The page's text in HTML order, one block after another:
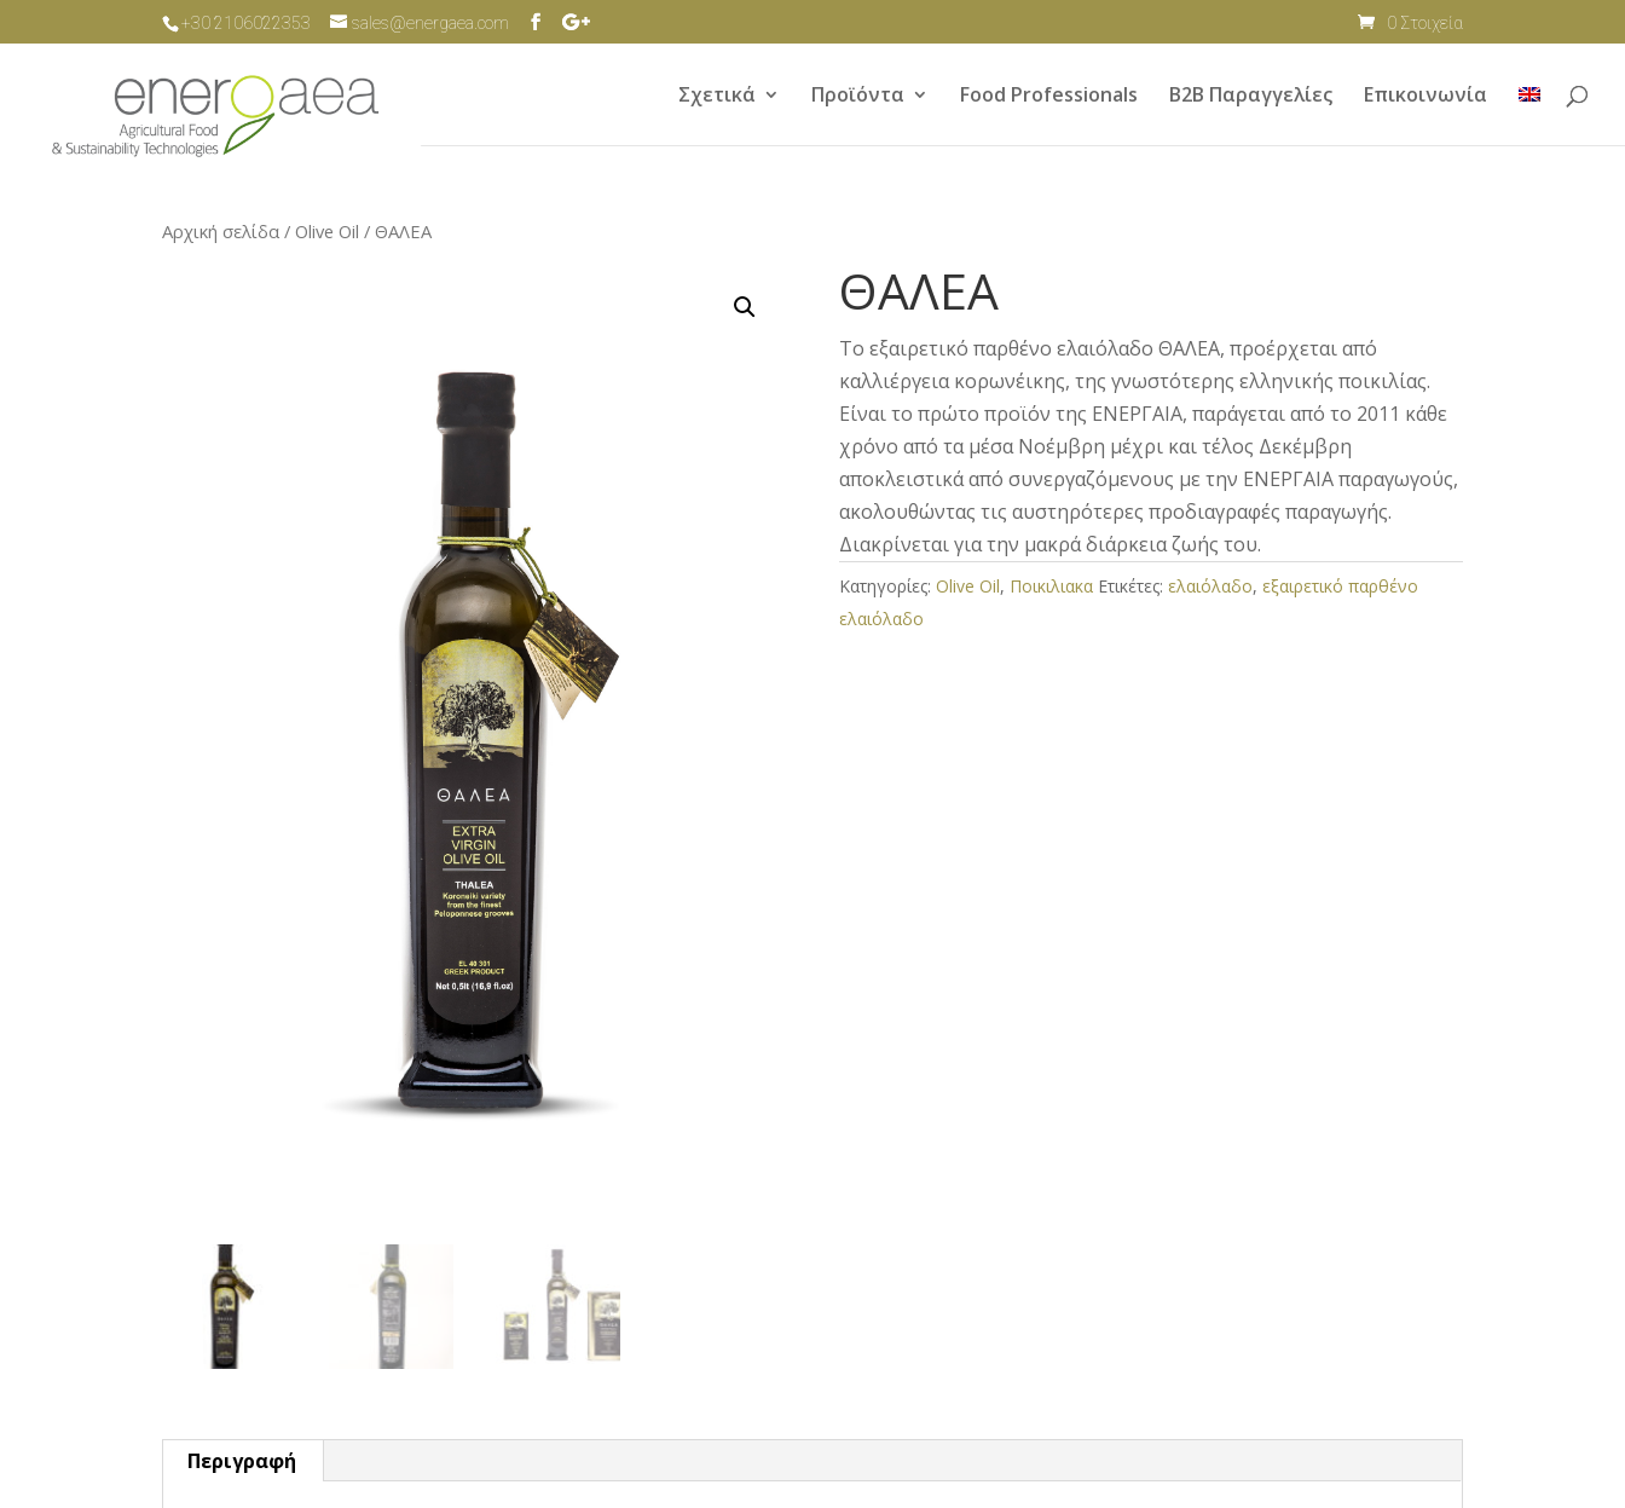
+30 2106022353 sales@energaea.com 0 Στοιχεία
Σχετικά Προϊόντα Food Professionals B2B Παραγγελίες Επικοινωνία
Αρχική σελίδα /Olive Oil / ΘΑΛΕΑ
ΘΑΛΕΑ
Το εξαιρετικό παρθένο ελαιόλαδο ΘΑΛΕΑ, προέρχεται από
καλλιέργεια κορωνέικης, της γνωστότερης ελληνικής ποικιλίας.
Είναι το πρώτο προϊόν της ΕΝΕΡΓΑΙΑ, παράγεται από το 2011 κάθε
χρόνο από τα μέσα Νοέμβρη μέχρι και τέλος Δεκέμβρη
αποκλειστικά από συνεργαζόμενους με την ΕΝΕΡΓΑΙΑ παραγωγούς,
ακολουθώντας τις αυστηρότερες προδιαγραφές παραγωγής.
Διακρίνεται για την μακρά διάρκεια ζωής του.
Κατηγορίες: Olive Oil, Ποικιλιακα Ετικέτες: ελαιόλαδο, εξαιρετικό παρθένο
ελαιόλαδο
Περιγραφή